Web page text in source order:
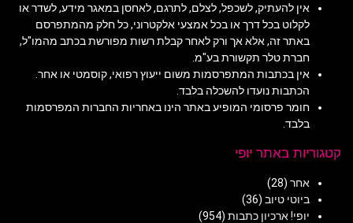
אין להעתיק, לשכפל, לצלם, לתרגם, לאחסן במאגר מידע, לשדר או
לקלוט בכל דרך או בכל אמצעי אלקטרוני, כל חלק מהמתפרסם
באתר זה, אלא אך ורק לאחר קבלת רשות מפורשת בכתב מהמו"ל,
חברת טלר תקשורת בע"מ.
אין בכתבות המתפרסמות משום ייעוץ רפואי, קוסמטי או אחר.
הכתבות נועדו להשכלה בלבד.
חומר פרסומי המופיע באתר הינו באחריות החברות המפרסמות
בלבד.
קטגוריות באתר יופי
אחר (28)
ביוטי טיוב (36)
יופי! ארכיון כתבות (954)